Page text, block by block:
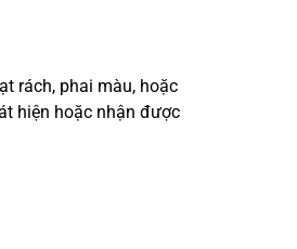
rách, phai màu, hoặc
hiện hoặc nhận được